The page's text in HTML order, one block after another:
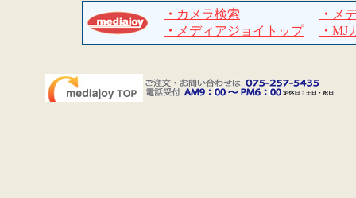
・ カメラ検索 ・ メ
・ メディアジョイトップ ・ MJ